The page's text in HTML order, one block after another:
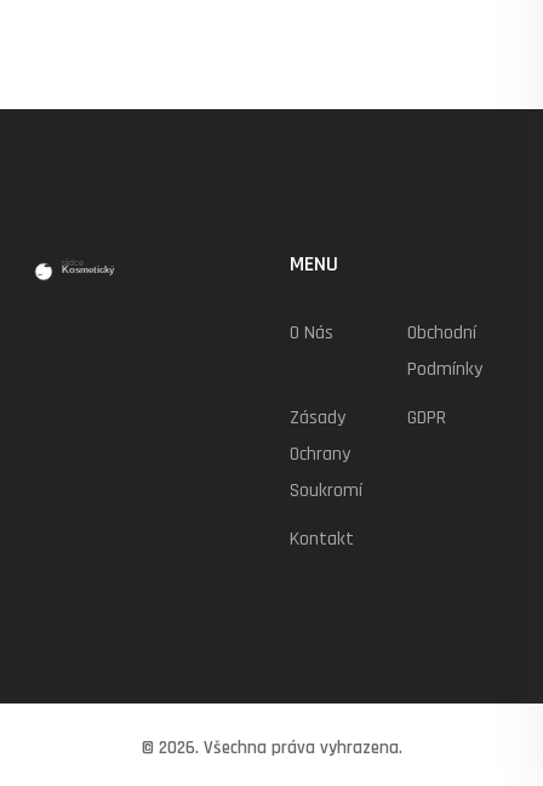
MENU
O Nás
Obchodní
Podmínky
Zásady
Ochrany
Soukromí
GDPR
Kontakt
© 2026. Všechna práva vyhrazena.